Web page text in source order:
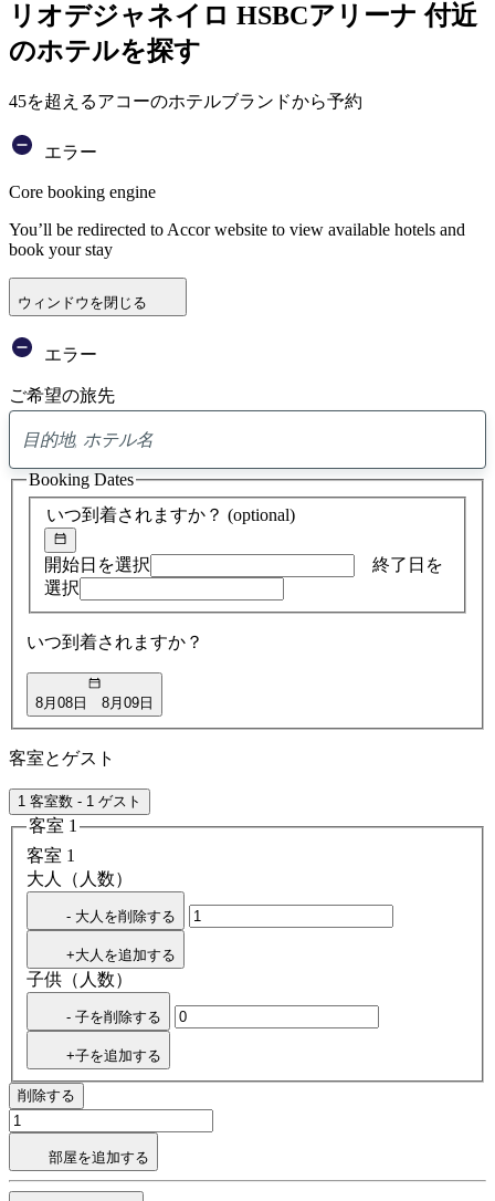
リオデジャネイロ HSBCアリーナ 付近
のホテルを探す
45を超えるアコーのホテルブランドから予約
エラー
Core booking engine
You’ll be redirected to Accor website to view available hotels and
book your stay
ウィンドウを閉じる
エラー
ご希望の旅先
ア
ド
バ
イ
検
索
いつ到着されますか？ (optional)
開始日を選択
終了日を
選択
いつ到着されますか？
8月08日 8月09日
Booking Dates
客室とゲスト
1 客室数 - 1 ゲスト
客室 1
客室 1
大人（人数）
- 大人を削除する
+大人を追加する
子供（人数）
- 子を削除する
+子を追加する
削除する
部屋を追加する